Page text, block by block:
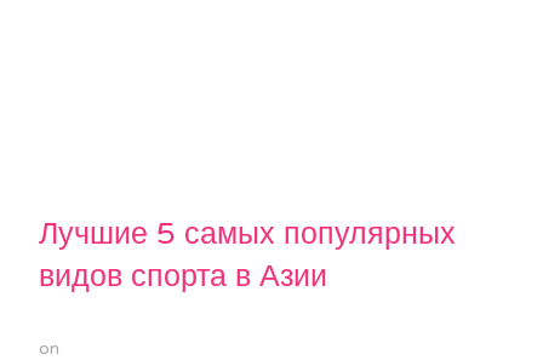
Лучшие 5 самых популярных
видов спорта в Азии
on